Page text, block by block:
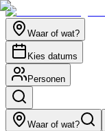
Waar of wat?
Kies datums
Personen
Waar of wat?